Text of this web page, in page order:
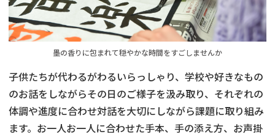
墨の香りに包まれて穏やかな時間をすごしませんか
子供たちが代わるがわるいらっしゃり、学校や好きなもの
のお話をしながらその日のご様子を汲み取り、それぞれの
体調や進度に合わせ対話を大切にしながら課題に取り組み
ます。お一人お一人に合わせた手本、手の添え方、お声掛